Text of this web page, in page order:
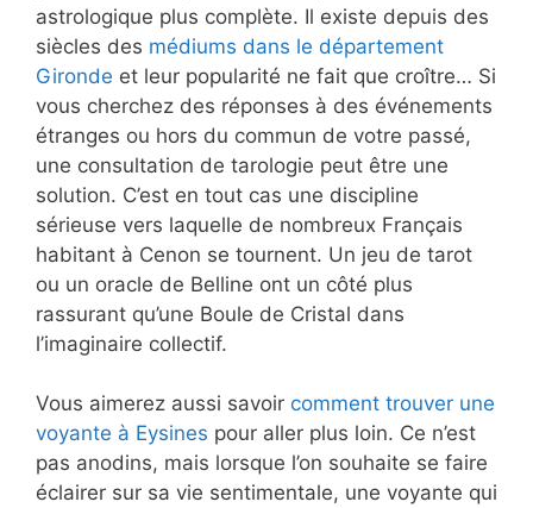
astrologique plus complète. Il existe depuis des
siècles des médiums dans le département
Gironde et leur popularité ne fait que croître… Si
vous cherchez des réponses à des événements
étranges ou hors du commun de votre passé,
une consultation de tarologie peut être une
solution. C’est en tout cas une discipline
sérieuse vers laquelle de nombreux Français
habitant à Cenon se tournent. Un jeu de tarot
ou un oracle de Belline ont un côté plus
rassurant qu’une Boule de Cristal dans
l’imaginaire collectif.
Vous aimerez aussi savoir comment trouver une
voyante à Eysines pour aller plus loin. Ce n’est
pas anodins, mais lorsque l’on souhaite se faire
éclairer sur sa vie sentimentale, une voyante qui